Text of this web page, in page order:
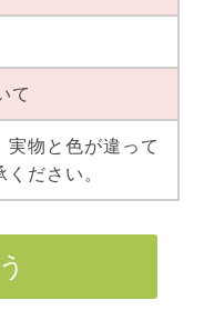
て
実物と色が違って
ださい。